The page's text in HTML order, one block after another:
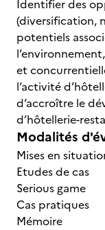
Identifier des
(diversification,
potentiels
et
l’activité
d’accroître le
d’hôtellerie-
Modalités
Mises en
Etudes de cas
Serious game
Cas pratiques
Mémoire